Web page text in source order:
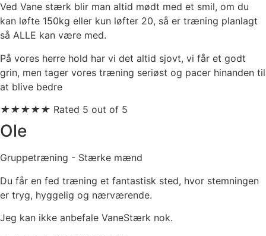
Ved Vane stærk blir man ​altid mødt med et smil, ​om du
kan løfte 150kg eller kun løfter 20, så er ​træning planlagt
så ALLE kan være med.
På vores herre hold har ​vi det altid sjovt, vi får et godt
grin, men ​tager vores træning ​seriøst og pacer hinanden ​til
at blive bedre
★★★★★ Rated 5 out of 5
Ole
Gruppetræning - Stærke mænd
Du får en fed træning et fantastisk sted, hvor stemningen
er tryg, hyggelig og nærværende.
Jeg kan ikke anbefale VaneStærk nok.